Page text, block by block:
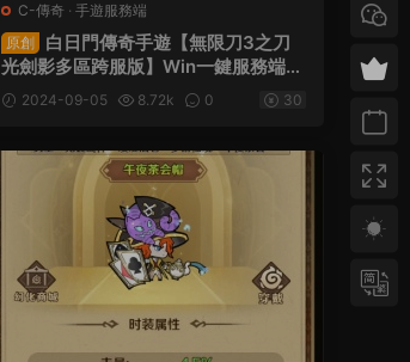
C-傳奇 · 手遊服務端
原創
白日門傳奇手遊【無限刀3之刀
光劍影多區跨服版】Win一鍵服務端
+安卓+跨服+運營後台+GM授權後台
+視頻架設教程
2024-09-05 8.72k 0 30